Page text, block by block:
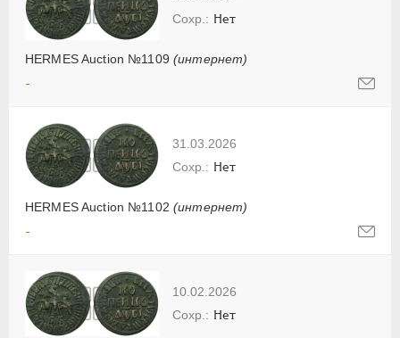
HERMES Auction №1109 (интернет)
Нет
-
31.03.2026
HERMES Auction №1102 (интернет)
Нет
-
10.02.2026
Нет